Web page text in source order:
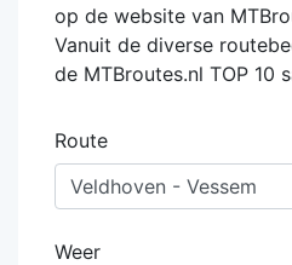
op de website van
Vanuit de diverse
de MTBroutes.nl TOP 10
Route
Veldhoven - Vessem
Weer